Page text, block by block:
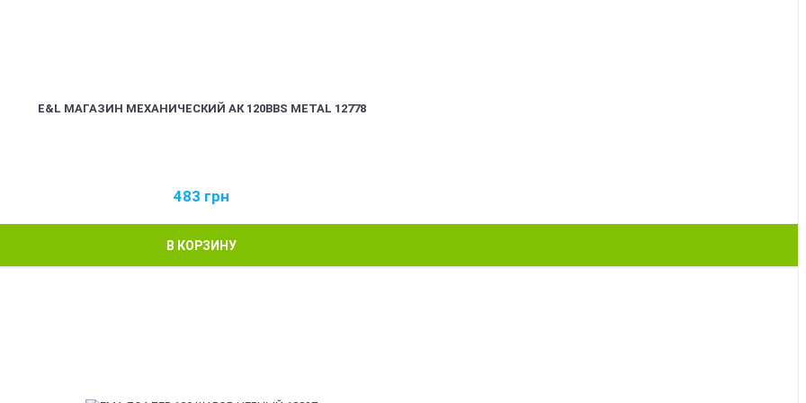
E&L МАГАЗИН МЕХАНИЧЕСКИЙ АК 120BBS METAL 12778
483 грн
В КОРЗИНУ